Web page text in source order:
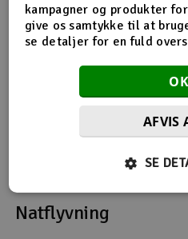
Nogle modeller måtte sige tak
Natflyvning
kampagner og produkter
give os samtykke til at
se detaljer for en fuld
OK
AFVIS
SE